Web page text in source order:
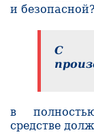
и безопасной?
С
в
средстве